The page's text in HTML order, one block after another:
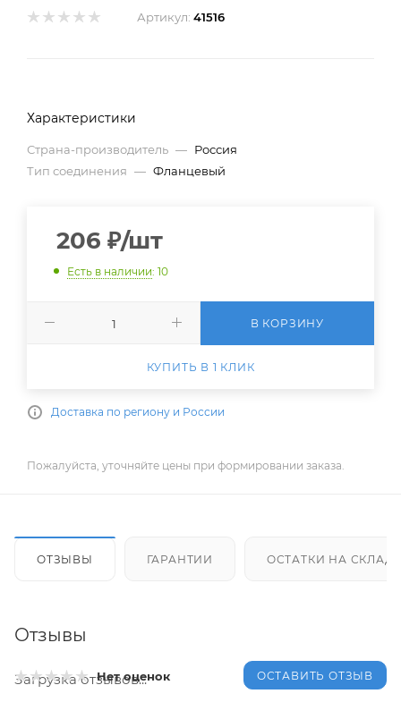
Артикул: 41516
Характеристики
Страна-производитель — Россия
Тип соединения — Фланцевый
206 ₽/шт
Есть в наличии: 10
В КОРЗИНУ
КУПИТЬ В 1 КЛИК
Доставка по региону и России
Пожалуйста, уточняйте цены при формировании заказа.
ОТЗЫВЫ ГАРАНТИИ ОСТАТКИ НА
Отзывы
Нет оценок ОСТАВИТЬ ОТЗЫВ
Загрузка отзывов...